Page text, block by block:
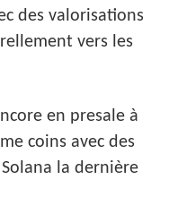
des valorisations
vers les
en presale à
coins avec des
la dernière